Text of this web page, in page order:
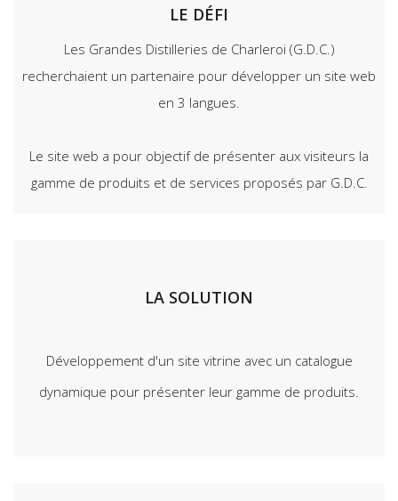
LE DÉFI
Les Grandes Distilleries de Charleroi (G.D.C.)
recherchaient un partenaire pour développer un site web
en 3 langues.
Le site web a pour objectif de présenter aux visiteurs la
gamme de produits et de services proposés par G.D.C.
LA SOLUTION
Développement d'un site vitrine avec un catalogue
dynamique pour présenter leur gamme de produits.